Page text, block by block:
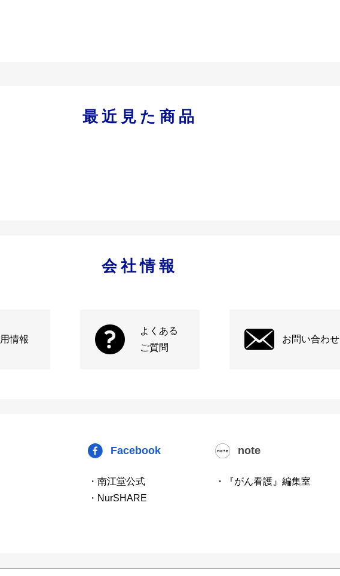
最近見た商品
会社情報
情報
よくある
ご質問
お問い合わせ
Facebook
・南江堂公式
・NurSHARE
note
・『がん看護』編集室